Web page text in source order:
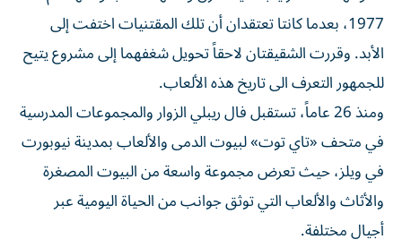
1977، بعدما كانتا تعتقدان أن تلك المقتنيات اختفت إلى
الأبد. وقررت الشقيقتان لاحقاً تحويل شغفهما إلى مشروع يتيح
للجمهور التعرف الى تاريخ هذه الألعاب.
ومنذ 26 عاماً، تستقبل فال ريبلي الزوار والمجموعات المدرسية
في متحف «تاي توت» لبيوت الدمى والألعاب بمدينة نيوبورت
في ويلز، حيث تعرض مجموعة واسعة من البيوت المصغرة
والأثاث والألعاب التي توثق جوانب من الحياة اليومية عبر
أجيال مختلفة.